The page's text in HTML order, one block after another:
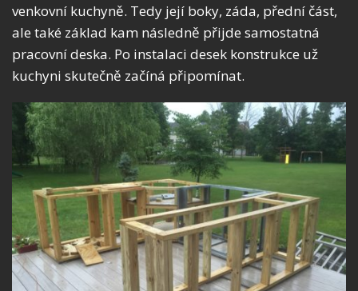
venkovní kuchyně. Tedy její boky, záda, přední část,
ale také základ kam následně přijde samostatná
pracovní deska. Po instalaci desek konstrukce už
kuchyni skutečně začíná připomínat.